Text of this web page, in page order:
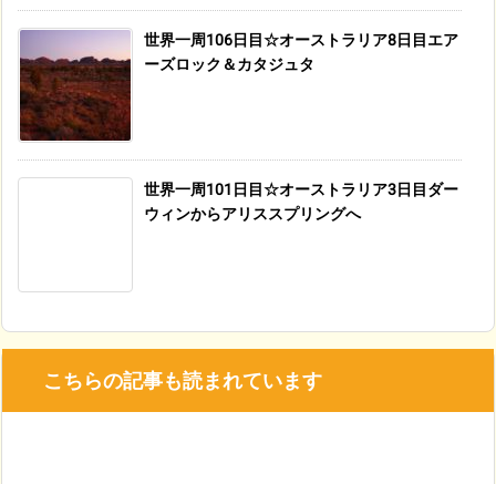
世界一周106日目☆オーストラリア8日目エア
ーズロック＆カタジュタ
世界一周101日目☆オーストラリア3日目ダー
ウィンからアリススプリングへ
こちらの記事も読まれています